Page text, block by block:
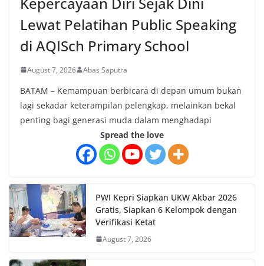
Lewat Pelatihan Public Speaking
di AQISch Primary School
August 7, 2026 Abas Saputra
BATAM – Kemampuan berbicara di depan umum bukan
lagi sekadar keterampilan pelengkap, melainkan bekal
penting bagi generasi muda dalam menghadapi
Spread the love
PWI Kepri Siapkan UKW Akbar 2026
Gratis, Siapkan 6 Kelompok dengan
Verifikasi Ketat
August 7, 2026